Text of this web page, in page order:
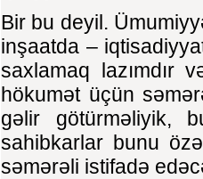
Bir bu deyil.
inşaatda –
saxlamaq lazımdır
hökumət üçün
gəlir götürməliyik,
sahibkarlar bunu
səmərəli istifadə